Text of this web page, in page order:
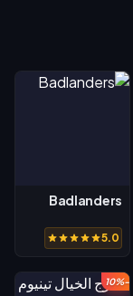
Badlanders
5.0
-10%